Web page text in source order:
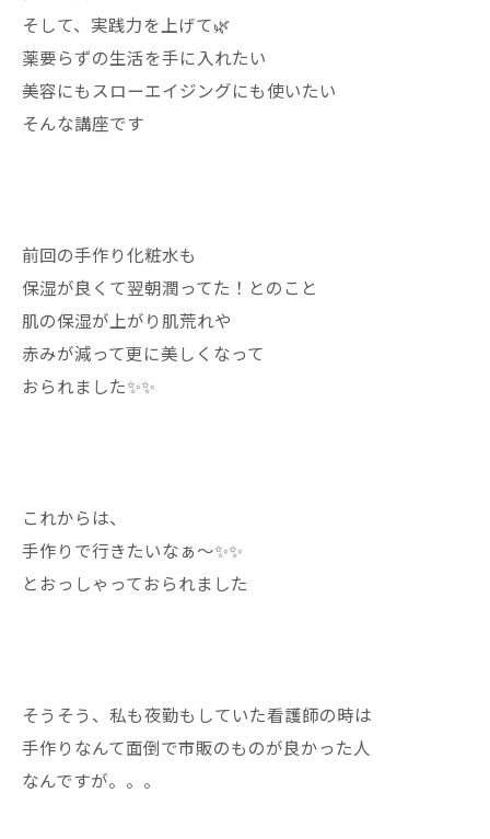
そして、実践力を上げて🌿
薬要らずの生活を手に入れたい
美容にもスローエイジングにも使いたい
そんな講座です
前回の手作り化粧水も
保湿が良くて翌朝潤ってた！とのこと
肌の保湿が上がり肌荒れや
赤みが減って更に美しくなって
おられました✨✨
これからは、
手作りで行きたいなぁ〜✨✨
とおっしゃっておられました
そうそう、私も夜勤もしていた看護師の時は
手作りなんて面倒で市販のものが良かった人
なんですが。。。